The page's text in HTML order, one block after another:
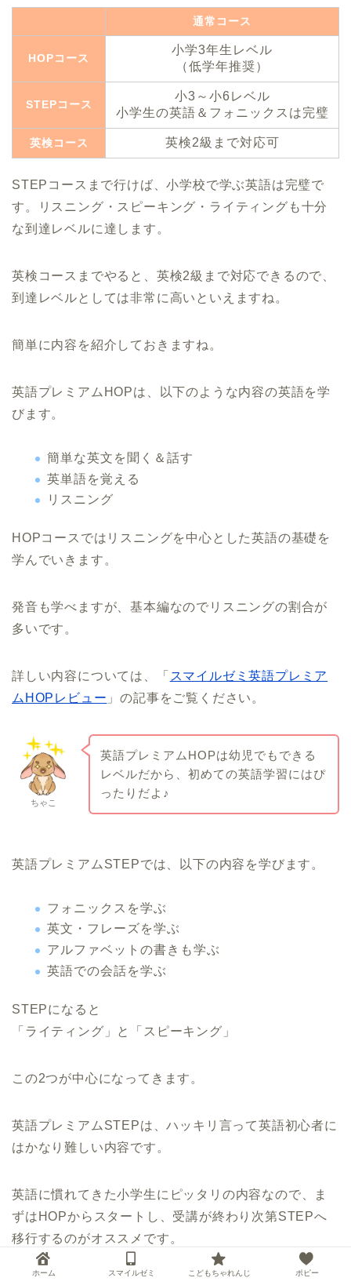
通常コース
HOPコース
小学3年生レベル
（低学年推奨）
STEPコース
小3～小6レベル
小学生の英語＆フォニックスは完璧
英検コース 英検2級まで対応可
STEPコースまで行けば、小学校で学ぶ英語は完璧で
す。リスニング・スピーキング・ライティングも十分
な到達レベルに達します。
英検コースまでやると、英検2級まで対応できるので、
到達レベルとしては非常に高いといえますね。
簡単に内容を紹介しておきますね。
英語プレミアムHOPは、以下のような内容の英語を学
びます。
簡単な英文を聞く＆話す
英単語を覚える
リスニング
HOPコースではリスニングを中心とした英語の基礎を
学んでいきます。
発音も学べますが、基本編なのでリスニングの割合が
多いです。
詳しい内容については、「 スマイルゼミ英語プレミア
ムHOPレビュー 」の記事をご覧ください。
ちゃこ
英語プレミアムHOPは幼児でもできる
レベルだから、初めての英語学習にはぴ
ったりだよ♪
英語プレミアムSTEPでは、以下の内容を学びます。
フォニックスを学ぶ
英文・フレーズを学ぶ
アルファベットの書きも学ぶ
英語での会話を学ぶ
STEPになると
「ライティング」と「スピーキング」
この2つが中心になってきます。
英語プレミアムSTEPは、ハッキリ言って英語初心者に
はかなり難しい内容です。
英語に慣れてきた小学生にピッタリの内容なので、ま
ずはHOPからスタートし、受講が終わり次第STEPへ
移行するのがオススメです。
ホーム スマイルゼミ こどもちゃれんじ ポピー